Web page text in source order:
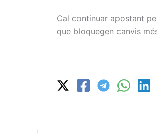
Cal continuar apostant
que bloquegen canvis